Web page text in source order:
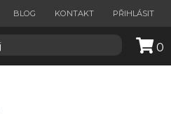
BLOG KONTAKT PŘIHLÁSIT
0